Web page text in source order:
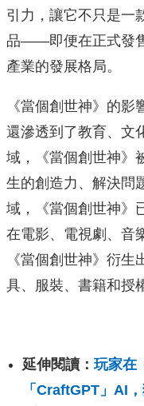
引力，讓它不只是一
品——即便在正式發
產業的發展格局。
《當個創世神》的
還滲透到了教育、文
域，《當個創世神》
生的創造力、解決問
域，《當個創世神》
在電影、電視劇、音
《當個創世神》衍
具、服裝、書籍和授
延伸閱讀： 玩家在
「CraftGPT」AI